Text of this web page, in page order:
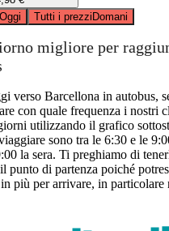
Oggi Tutti i prezziDomani
migliore per
verso Barcellona in autobus,
con quale frequenza i nostri
utilizzando il grafico
sono tra le 6:30 e le
la sera. Ti preghiamo di
punto di partenza poiché
più per arrivare, in particolare